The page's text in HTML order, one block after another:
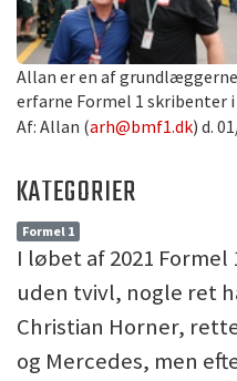
Allan er en af
erfarne Formel 1 skribenter i
Af: Allan (arh@bmf1.dk) d.
KATEGORIER
Formel 1
I løbet af 2021
uden tvivl, nogle ret
Christian Horner,
og Mercedes, men